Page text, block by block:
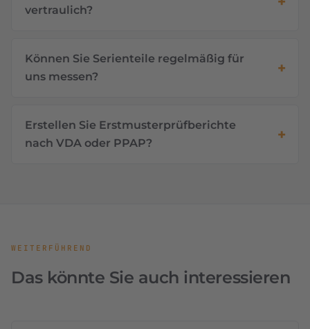
vertraulich?
Können Sie Serienteile regelmäßig für
uns messen?
Erstellen Sie Erstmusterprüfberichte
nach VDA oder PPAP?
WEITERFÜHREND
Das könnte Sie auch interessieren